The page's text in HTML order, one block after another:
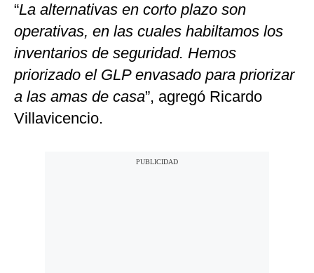
“La alternativas en corto plazo son
operativas, en las cuales habiltamos los
inventarios de seguridad. Hemos
priorizado el GLP envasado para priorizar
a las amas de casa”, agregó Ricardo
Villavicencio.